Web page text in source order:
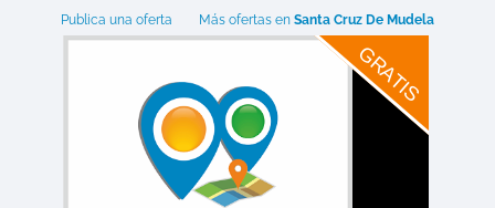
Publica una oferta Más ofertas en Santa Cruz De Mudela
GRATIS